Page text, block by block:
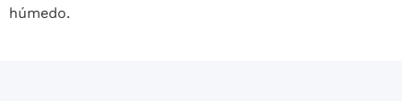
húmedo.